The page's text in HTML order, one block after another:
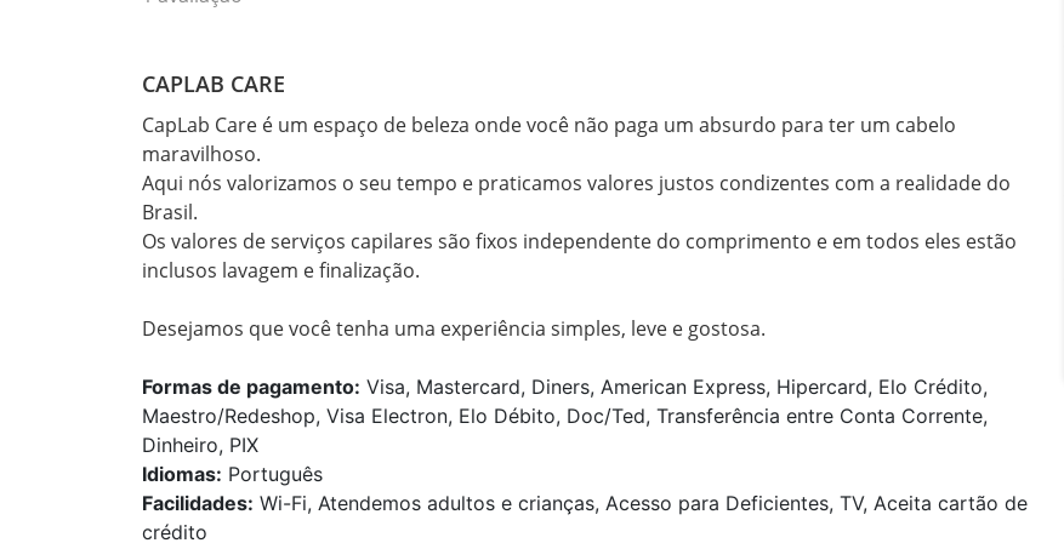
CAPLAB CARE
CapLab Care é um espaço de beleza onde você não paga um absurdo para ter um cabelo
maravilhoso.
Aqui nós valorizamos o seu tempo e praticamos valores justos condizentes com a realidade do
Brasil.
Os valores de serviços capilares são fixos independente do comprimento e em todos eles estão
inclusos lavagem e finalização.
Desejamos que você tenha uma experiência simples, leve e gostosa.
Formas de pagamento: Visa, Mastercard, Diners, American Express, Hipercard, Elo Crédito,
Maestro/Redeshop, Visa Electron, Elo Débito, Doc/Ted, Transferência entre Conta Corrente,
Dinheiro, PIX
Idiomas: Português
Facilidades: Wi-Fi, Atendemos adultos e crianças, Acesso para Deficientes, TV, Aceita cartão de
crédito